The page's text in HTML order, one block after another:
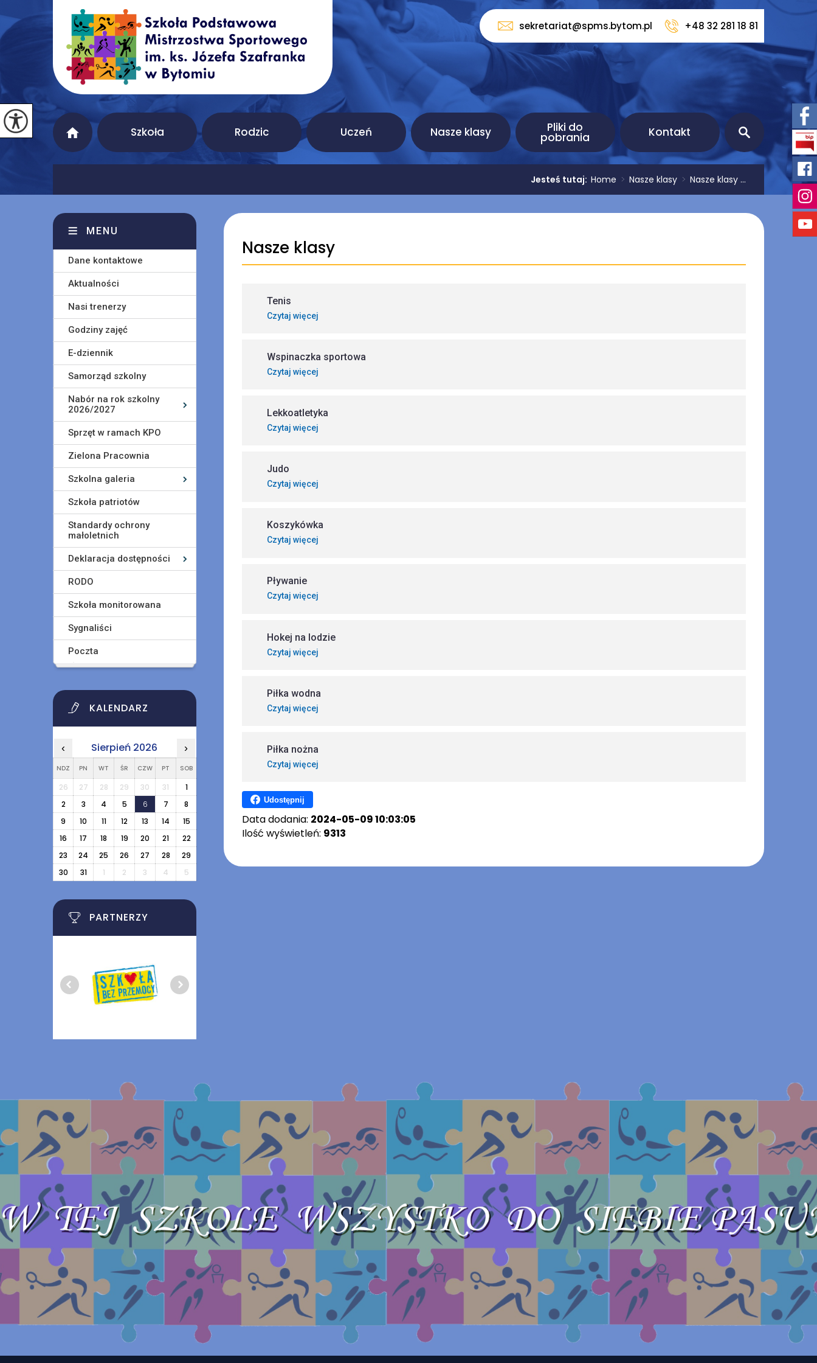
sekretariat@spms.bytom.pl +48 32 281 18 81
Szkoła Rodzic Uczeń Nasze klasy Pliki do
pobrania Kontakt
Jesteś tutaj: Home > Nasze klasy > Nasze klasy ...
Nasze klasy
Tenis
Czytaj więcej
Wspinaczka sportowa
Czytaj więcej
Lekkoatletyka
Czytaj więcej
Judo
Czytaj więcej
Koszykówka
Czytaj więcej
Pływanie
Czytaj więcej
Hokej na lodzie
Czytaj więcej
Piłka wodna
Czytaj więcej
Piłka nożna
Czytaj więcej
Udostępnij
Data dodania: 2024-05-09 10:03:05
Ilość wyświetleń: 9313
MENU
Dane kontaktowe
Aktualności
Nasi trenerzy
Godziny zajęć
E-dziennik
Samorząd szkolny
Nabór na rok szkolny
2026/2027
Sprzęt w ramach KPO
Zielona Pracownia
Szkolna galeria
Szkoła patriotów
Standardy ochrony
małoletnich
Deklaracja dostępności
RODO
Szkoła monitorowana
Sygnaliści
Poczta
KALENDARZ
‹ Sierpień 2026 ›
NDZ PN WT ŚR CZW PT SOB
26 27 28 29 30 31
1
2
3 4 5 6 7
8
9
10 11 12 13 14
15
16
17 18 19 20 21
22
23
24 25 26 27 28
29
30
31 1 2 3 4 5
PARTNERZY